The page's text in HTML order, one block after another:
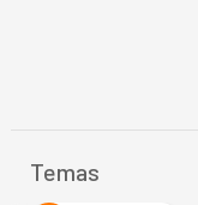
Temas